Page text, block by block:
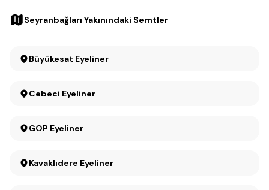
Seyranbağları Yakınındaki Semtler
Büyükesat Eyeliner
Cebeci Eyeliner
GOP Eyeliner
Kavaklıdere Eyeliner